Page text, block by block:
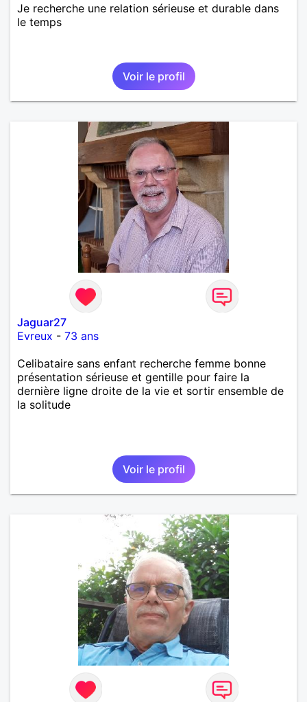
Je recherche une relation sérieuse et durable dans
le temps
Voir le profil
Jaguar27
Evreux - 73 ans
Celibataire sans enfant recherche femme bonne
présentation sérieuse et gentille pour faire la
dernière ligne droite de la vie et sortir ensemble de
la solitude
Voir le profil